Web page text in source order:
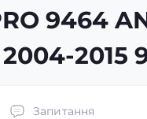
9464
2015
Запитання